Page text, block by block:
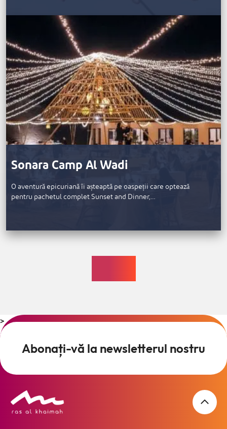
Sonara Camp Al Wadi
O aventură epicuriană îi așteaptă pe oaspeții care optează
pentru pachetul complet Sunset and Dinner,…
>
Abonați-vă la newsletterul nostru